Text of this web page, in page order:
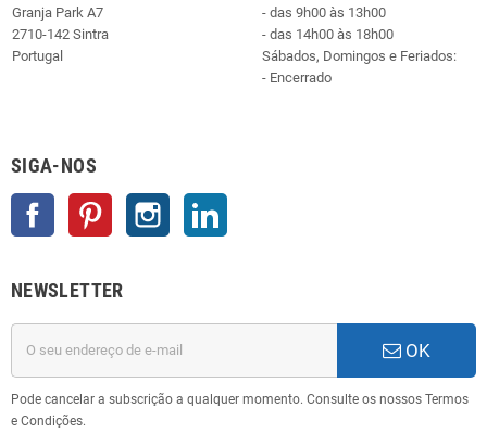
Granja Park A7
2710-142 Sintra
Portugal
- das 9h00 às 13h00
- das 14h00 às 18h00
Sábados, Domingos e Feriados:
- Encerrado
SIGA-NOS
Facebook Pinterest Instagram
NEWSLETTER
OK
Pode cancelar a subscrição a qualquer momento. Consulte os nossos Termos
e Condições.